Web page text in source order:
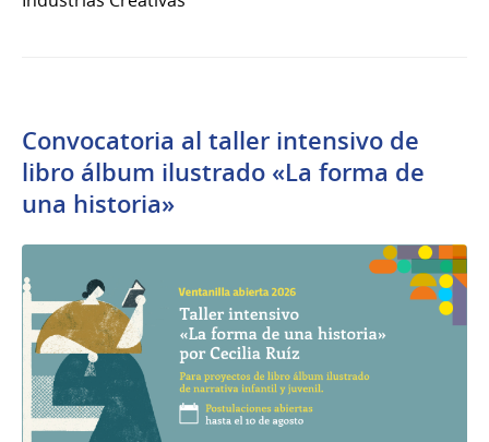
Convocatoria al taller intensivo de
libro álbum ilustrado «La forma de
una historia»